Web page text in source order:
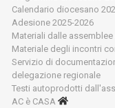
Calendario diocesano
Adesione 2025-2026
Materiali dalle
Materiale degli incontri
Servizio di
delegazione regionale
Testi autoprodotti
AC è CASA